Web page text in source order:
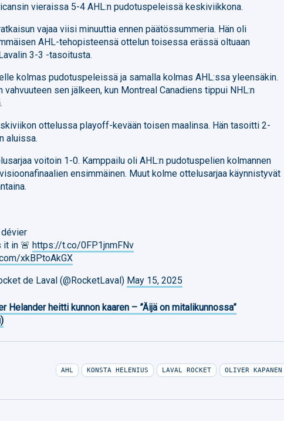
vieraissa 5-4 AHL:n pudotuspeleissä keskiviikkona.
vajaa viisi minuuttia ennen päätössummeria. Hän oli
AHL-tehopisteensä ottelun toisessa erässä oltuaan
3-3 -tasoitusta.
kolmas pudotuspeleissä ja samalla kolmas AHL:ssa yleensäkin.
vahvuuteen sen jälkeen, kun Montreal Canadiens tippui NHL:n
ottelussa playoff-kevään toisen maalinsa. Hän tasoitti 2-
aluissa.
voitoin 1-0. Kamppailu oli AHL:n pudotuspelien kolmannen
ensimmäinen. Muut kolme ottelusarjaa käynnistyvät
it in 🚨https://t.co/0FP1jnmFNv
xkBPtoAkGX
de Laval (@RocketLaval) May 15, 2025
Helander heitti kunnon kaaren – ”Äijä on mitalikunnossa”
AHL KONSTA HELENIUS LAVAL ROCKET OLIVER KAPANEN